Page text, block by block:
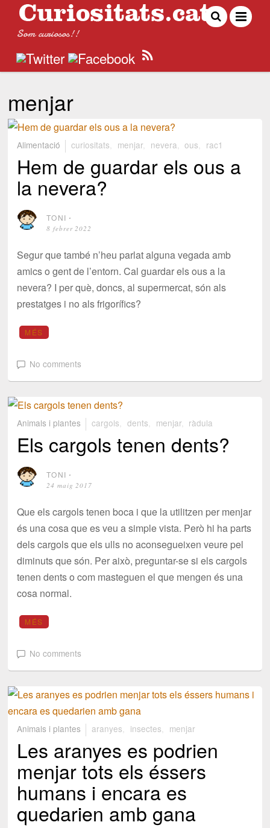
Som curiosos!!
menjar
Alimentació curiositats menjar, nevera ous rac1
Hem de guardar els ous a
la nevera?
TONI ⋅
8 febrer 2022
Segur que també n’heu parlat alguna vegada amb
amics o gent de l’entorn. Cal guardar els ous a la
nevera? I per què, doncs, al supermercat, són als
prestatges i no als frigorífics?
MÉS
No comments
Animals i plantes cargols dents menjar, ràdula
Els cargols tenen dents?
TONI ⋅
24 maig 2017
Que els cargols tenen boca i que la utilitzen per menjar
és una cosa que es veu a simple vista. Però hi ha parts
dels cargols que els ulls no aconsegueixen veure pel
diminuts que són. Per això, preguntar-se si els cargols
tenen dents o com masteguen el que mengen és una
cosa normal.
MÉS
No comments
Animals i plantes aranyes insectes menjar
Les aranyes es podrien
menjar tots els éssers
humans i encara es
quedarien amb gana